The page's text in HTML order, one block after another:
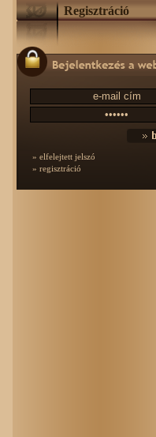
Regisztráció
» elfelejtett jelszó
» regisztráció